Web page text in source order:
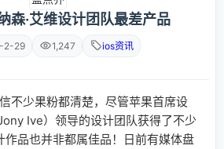
森·艾维设计团队最差产品
2-29 1,247 ios资讯
少果粉都清楚，尽管苹果首席设
Ive）领导的设计团队获得了不少
作品也并非都属佳品！日前有媒体盘